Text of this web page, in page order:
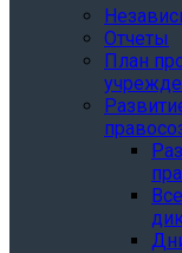
Отчеты
План